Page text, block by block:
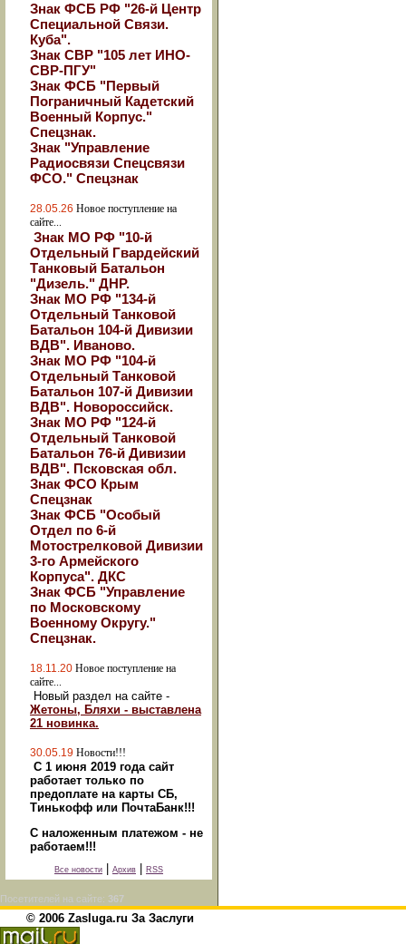
Знак ФСБ РФ "26-й Центр
Специальной Связи.
Куба".
Знак СВР "105 лет ИНО-
СВР-ПГУ"
Знак ФСБ "Первый
Пограничный Кадетский
Военный Корпус."
Спецзнак.
Знак "Управление
Радиосвязи Спецсвязи
ФСО." Спецзнак
28.05.26 Новое поступление на
сайте...
Знак МО РФ "10-й
Отдельный Гвардейский
Танковый Батальон
"Дизель." ДНР.
Знак МО РФ "134-й
Отдельный Танковой
Батальон 104-й Дивизии
ВДВ". Иваново.
Знак МО РФ "104-й
Отдельный Танковой
Батальон 107-й Дивизии
ВДВ". Новороссийск.
Знак МО РФ "124-й
Отдельный Танковой
Батальон 76-й Дивизии
ВДВ". Псковская обл.
Знак ФСО Крым
Спецзнак
Знак ФСБ "Особый
Отдел по 6-й
Мотострелковой Дивизии
3-го Армейского
Корпуса". ДКС
Знак ФСБ "Управление
по Московскому
Военному Округу."
Спецзнак.
18.11.20 Новое поступление на
сайте...
Новый раздел на сайте -
Жетоны, Бляхи - выставлена
21 новинка.
30.05.19 Новости!!!
С 1 июня 2019 года сайт
работает только по
предоплате на карты СБ,
Тинькофф или ПочтаБанк!!!
С наложенным платежом - не
работаем!!!
Все новости Архив RSS
Посетителей на сайте: 367
© 2006 Zasluga.ru За Заслуги